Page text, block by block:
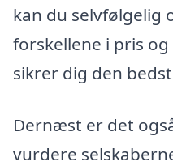
kan du selvfølgelig
forskellene i pris
sikrer dig den
Dernæst er det
vurdere